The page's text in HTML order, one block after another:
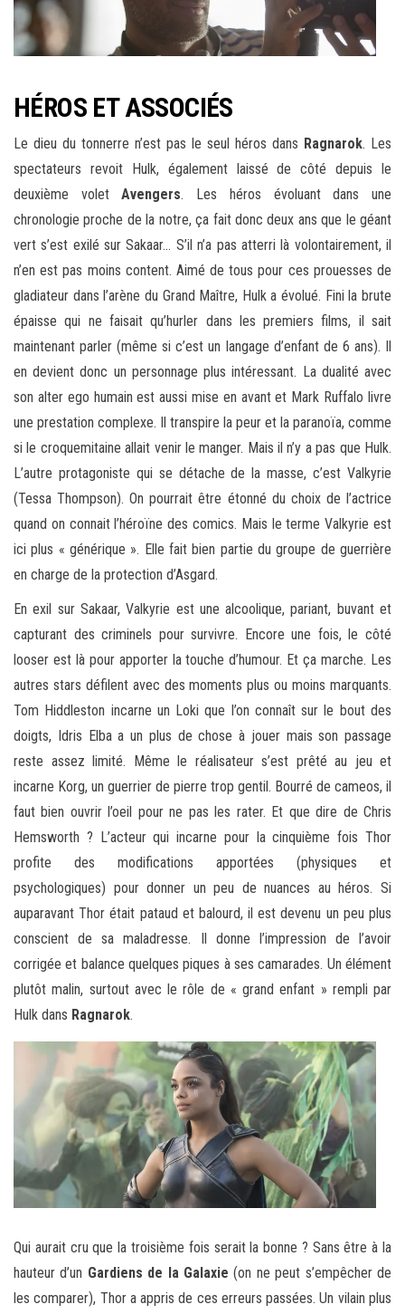
HÉROS ET ASSOCIÉS
Le dieu du tonnerre n’est pas le seul héros dans Ragnarok. Les
spectateurs revoit Hulk, également laissé de côté depuis le
deuxième voletAvengers. Les héros évoluant dans une
chronologie proche de la notre, ça fait donc deux ans que le géant
vert s’est exilé sur Sakaar… S’il n’a pas atterri là volontairement, il
n’en est pas moins content. Aimé de tous pour ces prouesses de
gladiateur dans l’arène du Grand Maître, Hulk a évolué. Fini la brute
épaisse qui ne faisait qu’hurler dans les premiers films, il sait
maintenant parler (même si c’est un langage d’enfant de 6 ans). Il
en devient donc un personnage plus intéressant. La dualité avec
son alter ego humain est aussi mise en avant et Mark Ruffalo livre
une prestation complexe. Il transpire la peur et la paranoïa, comme
si le croquemitaine allait venir le manger. Mais il n’y a pas que Hulk.
L’autre protagoniste qui se détache de la masse, c’est Valkyrie
(Tessa Thompson). On pourrait être étonné du choix de l’actrice
quand on connait l’héroïne des comics. Mais le terme Valkyrie est
ici plus « générique ». Elle fait bien partie du groupe de guerrière
en charge de la protection d’Asgard.
En exil sur Sakaar, Valkyrie est une alcoolique, pariant, buvant et
capturant des criminels pour survivre. Encore une fois, le côté
looser est là pour apporter la touche d’humour. Et ça marche. Les
autres stars défilent avec des moments plus ou moins marquants.
Tom Hiddleston incarne un Loki que l’on connaît sur le bout des
doigts, Idris Elba a un plus de chose à jouer mais son passage
reste assez limité. Même le réalisateur s’est prêté au jeu et
incarne Korg, un guerrier de pierre trop gentil. Bourré de cameos, il
faut bien ouvrir l’oeil pour ne pas les rater. Et que dire de Chris
Hemsworth ? L’acteur qui incarne pour la cinquième fois Thor
profite des modifications apportées (physiques et
psychologiques) pour donner un peu de nuances au héros. Si
auparavant Thor était pataud et balourd, il est devenu un peu plus
conscient de sa maladresse. Il donne l’impression de l’avoir
corrigée et balance quelques piques à ses camarades. Un élément
plutôt malin, surtout avec le rôle de « grand enfant » rempli par
Hulk dans Ragnarok.
Qui aurait cru que la troisième fois serait la bonne ? Sans être à la
hauteur d’un Gardiens de la Galaxie (on ne peut s’empêcher de
les comparer), Thor a appris de ces erreurs passées. Un vilain plus